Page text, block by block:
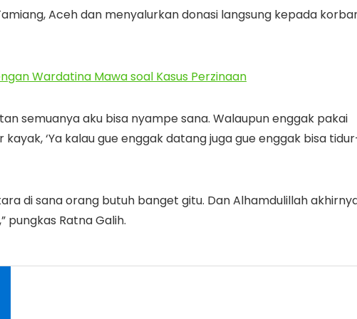
Aceh dan menyalurkan donasi langsung kepada
Wardatina Mawa soal Kasus Perzinaan
semuanya aku bisa nyampe sana. Walaupun enggak pakai
‘Ya kalau gue enggak datang juga gue enggak bisa
di sana orang butuh banget gitu. Dan Alhamdulillah
pungkas Ratna Galih.